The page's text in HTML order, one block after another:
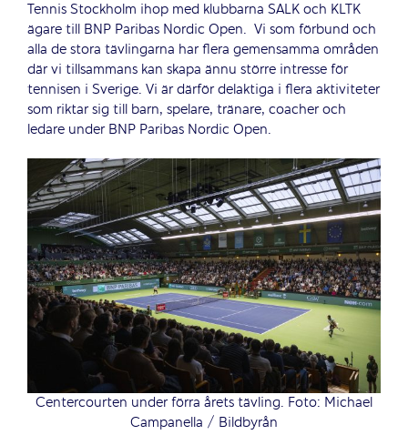
Tennis Stockholm ihop med klubbarna SALK och KLTK
ägare till BNP Paribas Nordic Open. Vi som förbund och
alla de stora tävlingarna har flera gemensamma områden
där vi tillsammans kan skapa ännu större intresse för
tennisen i Sverige. Vi är därför delaktiga i flera aktiviteter
som riktar sig till barn, spelare, tränare, coacher och
ledare under BNP Paribas Nordic Open.
Centercourten under förra årets tävling. Foto: Michael
Campanella / Bildbyrån